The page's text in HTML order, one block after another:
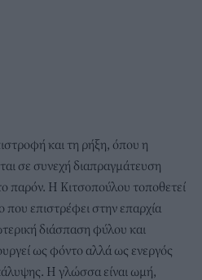
και τη ρήξη, όπου η
σε συνεχή διαπραγμάτευση
παρόν. Η Κιτσοπούλου τοποθετεί
επιστρέφει στην επαρχία
διάσπαση φύλου και
ως φόντο αλλά ως ενεργός
Η γλώσσα είναι ωμή,